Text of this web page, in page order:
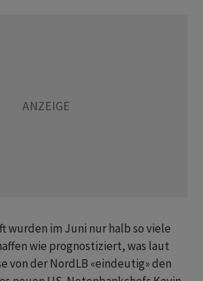
wurden im Juni nur halb so viele
wie prognostiziert, was laut
von der NordLB «eindeutig» den